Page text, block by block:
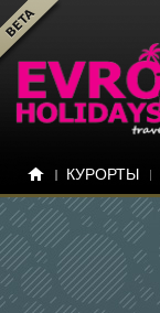
КУРОРТЫ